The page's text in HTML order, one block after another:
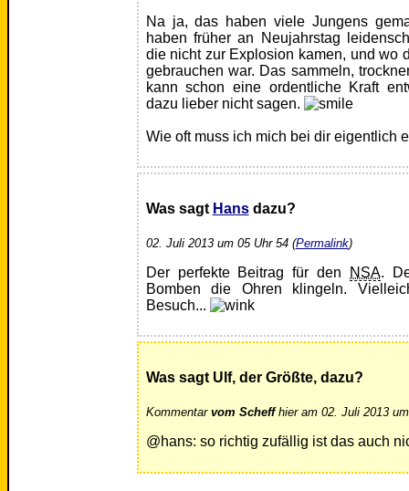
Na ja, das haben viele Jungens
haben früher an Neujahrstag
die nicht zur Explosion kamen, und wo
gebrauchen war. Das sammeln,
kann schon eine ordentliche Kraft
dazu lieber nicht sagen.
Wie oft muss ich mich bei dir eigentlich
Was sagt Hansdazu?
02. Juli 2013 um 05 Uhr 54 (Permalink)
Der perfekte Beitrag für den NSA.
Bomben die Ohren klingeln.
Besuch...
Was sagt Ulf, der Größte, dazu?
Kommentar vom Scheffhier am 02. Juli 2013
@hans: so richtig zufällig ist das auch